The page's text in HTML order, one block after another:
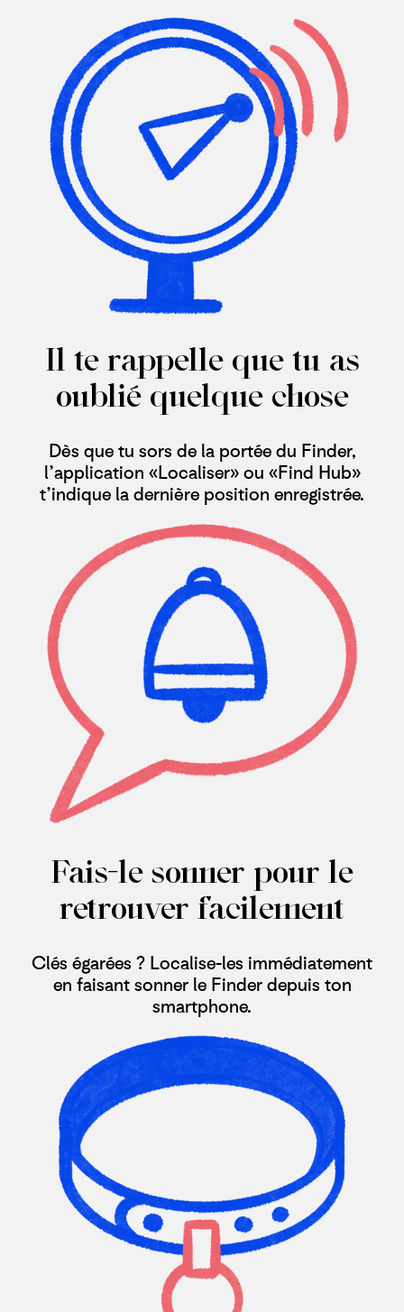
Il te rappelle que tu as
oublié quelque chose
Dès que tu sors de la portée du Finder,
l’application «Localiser» ou «Find Hub»
t’indique la dernière position enregistrée.
Fais-le sonner pour le
retrouver facilement
Clés égarées ? Localise-les immédiatement
en faisant sonner le Finder depuis ton
smartphone.